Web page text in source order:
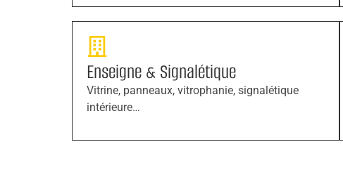
Enseigne & Signalétique
Vitrine, panneaux, vitrophanie, signalétique
intérieure…